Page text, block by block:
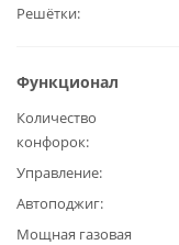
Решётки
Функционал
Количество
конфорок
Управление
Автоподжиг
Мощная газовая